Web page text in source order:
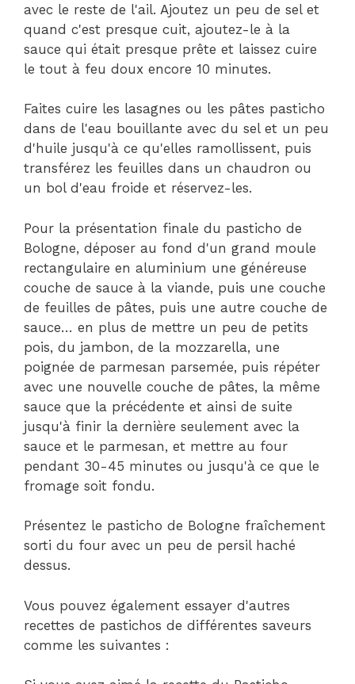
avec le reste de l'ail. Ajoutez un peu de sel et
quand c'est presque cuit, ajoutez-le à la
sauce qui était presque prête et laissez cuire
le tout à feu doux encore 10 minutes.
Faites cuire les lasagnes ou les pâtes pasticho
dans de l'eau bouillante avec du sel et un peu
d'huile jusqu'à ce qu'elles ramollissent, puis
transférez les feuilles dans un chaudron ou
un bol d'eau froide et réservez-les.
Pour la présentation finale du pasticho de
Bologne, déposer au fond d'un grand moule
rectangulaire en aluminium une généreuse
couche de sauce à la viande, puis une couche
de feuilles de pâtes, puis une autre couche de
sauce… en plus de mettre un peu de petits
pois, du jambon, de la mozzarella, une
poignée de parmesan parsemée, puis répéter
avec une nouvelle couche de pâtes, la même
sauce que la précédente et ainsi de suite
jusqu'à finir la dernière seulement avec la
sauce et le parmesan, et mettre au four
pendant 30-45 minutes ou jusqu'à ce que le
fromage soit fondu.
Présentez le pasticho de Bologne fraîchement
sorti du four avec un peu de persil haché
dessus.
Vous pouvez également essayer d'autres
recettes de pastichos de différentes saveurs
comme les suivantes :